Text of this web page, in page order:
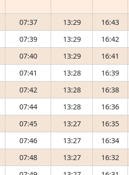
07:37 13:29 16:43
07:39 13:29 16:42
07:40 13:29 16:41
07:41 13:28 16:39
07:42 13:28 16:38
07:44 13:28 16:36
07:45 13:27 16:35
07:46 13:27 16:34
07:48 13:27 16:32